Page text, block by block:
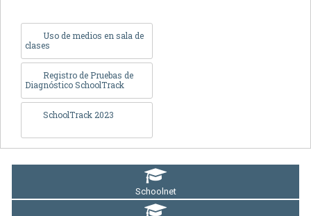
Uso de medios en sala de
clases
Registro de Pruebas de
Diagnóstico SchoolTrack
SchoolTrack 2023
Schoolnet